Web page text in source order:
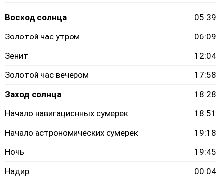
Восход солнца
05:39
Золотой час утром
06:09
Зенит
12:04
Золотой час вечером
17:58
Заход солнца
18:28
Начало навигационных сумерек
18:51
Начало астрономических сумерек
19:18
Ночь
19:45
Надир
00:04